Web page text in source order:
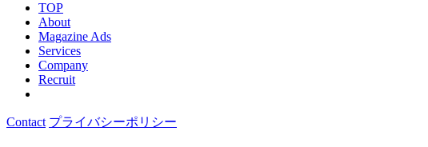
TOP
About
Magazine Ads
Services
Company
Recruit
Contact プライバシーポリシー